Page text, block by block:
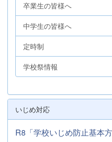
卒業生の皆様へ
中学生の皆様へ
定時制
学校祭情報
いじめ対応
R8「学校いじめ防止基本